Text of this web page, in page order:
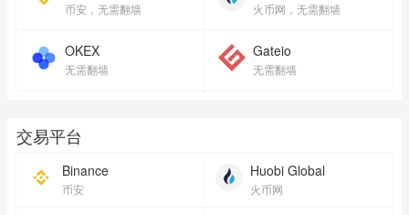
币安，无需翻墙 火币网，无需翻墙
OKEX
无需翻墙
Gateio
无需翻墙
交易平台
Binance
币安
Huobi Global
火币网